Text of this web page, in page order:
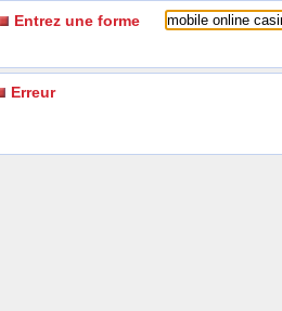
Entrez une forme
Erreur